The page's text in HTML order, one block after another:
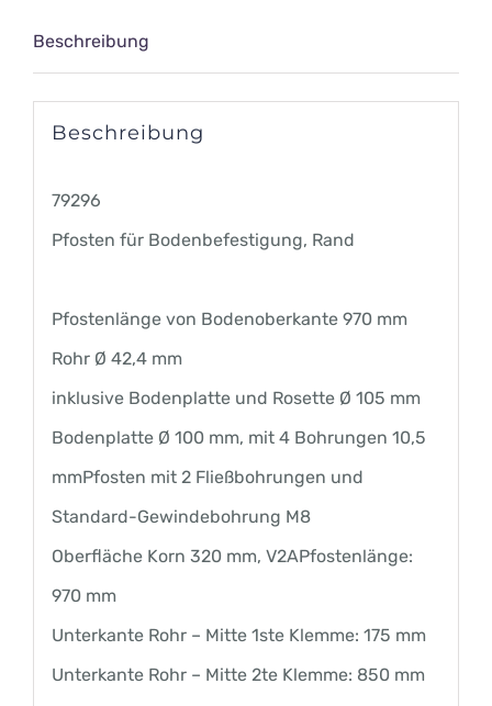
Beschreibung
Beschreibung
79296
Pfosten für Bodenbefestigung, Rand
Pfostenlänge von Bodenoberkante 970 mm
Rohr Ø 42,4 mm
inklusive Bodenplatte und Rosette Ø 105 mm
Bodenplatte Ø 100 mm, mit 4 Bohrungen 10,5
mmPfosten mit 2 Fließbohrungen und
Standard-Gewindebohrung M8
Oberfläche Korn 320 mm, V2APfostenlänge:
970 mm
Unterkante Rohr – Mitte 1ste Klemme: 175 mm
Unterkante Rohr – Mitte 2te Klemme: 850 mm